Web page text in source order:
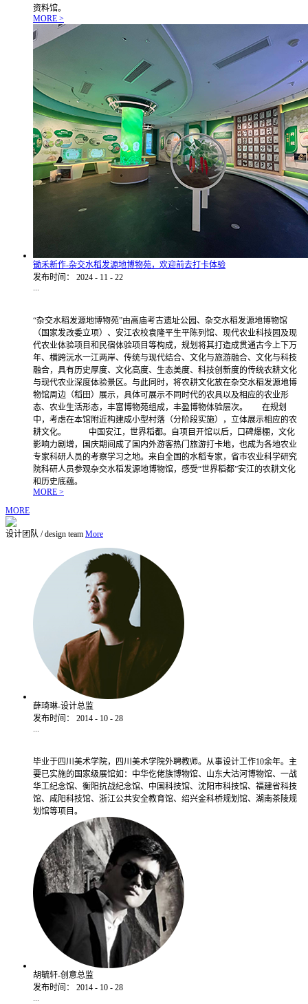
资料馆。
MORE >
锄禾新作-杂交水稻发源地博物苑，欢迎前去打卡体验
发布时间：
2024 - 11 - 22
...
“杂交水稻发源地博物苑”由高庙考古遗址公园、杂交水稻发源地博物馆
（国家发改委立项）、安江农校袁隆平生平陈列馆、现代农业科技园及现
代农业体验项目和民宿体验项目等构成，规划将其打造成贯通古今上下万
年、横跨沅水一江两岸、传统与现代结合、文化与旅游融合、文化与科技
融合，具有历史厚度、文化高度、生态美度、科技创新度的传统农耕文化
与现代农业深度体验景区。与此同时，将农耕文化放在杂交水稻发源地博
物馆周边（稻田）展示，具体可展示不同时代的农具以及相应的农业形
态、农业生活形态，丰富博物苑组成，丰盈博物体验层次。 在规划
中，考虑在本馆附近构建成小型村落（分阶段实施），立体展示相应的农
耕文化。 中国安江，世界稻都。自项目开馆以后，口碑爆棚，文化
影响力剧增，国庆期间成了国内外游客热门旅游打卡地，也成为各地农业
专家科研人员的考察学习之地。来自全国的水稻专家，省市农业科学研究
院科研人员参观杂交水稻发源地博物馆，感受“世界稻都”安江的农耕文化
和历史底蕴。
MORE >
MORE
设计团队 / design team More
薛琦琳-设计总监
发布时间：
2014 - 10 - 28
...
毕业于四川美术学院，四川美术学院外聘教师。从事设计工作10余年。主
要已实施的国家级展馆如：中华仡佬族博物馆、山东大沽河博物馆、一战
华工纪念馆、衡阳抗战纪念馆、中国科技馆、沈阳市科技馆、福建省科技
馆、咸阳科技馆、浙江公共安全教育馆、绍兴金科桥规划馆、湖南茶陵规
划馆等项目。
胡毓轩-创意总监
发布时间：
2014 - 10 - 28
...